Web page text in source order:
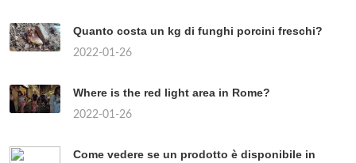
Quanto costa un kg di funghi porcini freschi?
2022-01-26
Where is the red light area in Rome?
2022-01-26
Come vedere se un prodotto è disponibile in